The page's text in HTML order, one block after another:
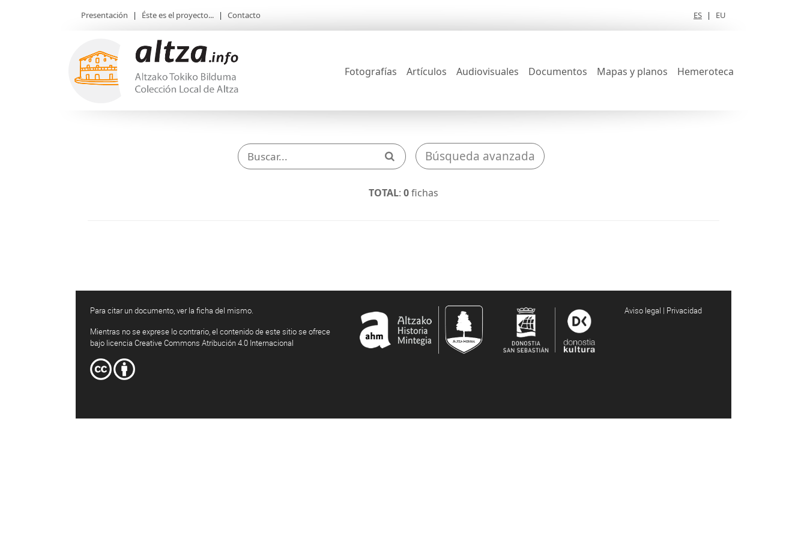
Presentación | Éste es el proyecto... | Contacto ES | EU
Fotografías Artículos Audiovisuales Documentos Mapas y planos Hemeroteca
Búsqueda avanzada
TOTAL: 0fichas
Para citar un documento, ver la ficha del mismo.
Mientras no se exprese lo contrario, el contenido de este sitio se ofrece
bajo licencia Creative Commons Atribución 4.0 Internacional
Aviso legal | Privacidad